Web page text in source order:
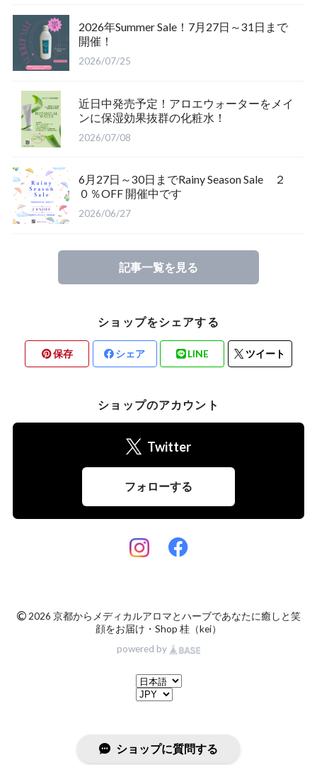
2026年Summer Sale！7月27日～31日まで
開催！
2026/07/25
近日中発売予定！アロエウォーターをメイ
ンに保湿効果抜群の化粧水！
2026/07/08
6月27日～30日までRainy Season Sale ２
０％OFF 開催中です
2026/06/27
記事一覧を見る
ショップをシェアする
保存 シェア LINE ツイート
ショップのアカウント
Twitter
フォローする
© 2026 京都からメディカルアロマとハーブであなたに癒しと笑
顔をお届け・Shop 桂（kei）
powered by
ショップに質問する